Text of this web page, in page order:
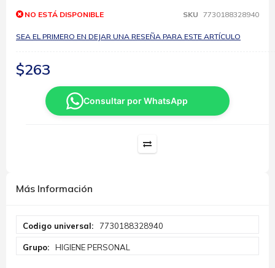
galería
imágenes
NO ESTÁ DISPONIBLE SKU 7730188328940
SEA EL PRIMERO EN DEJAR UNA RESEÑA PARA ESTE ARTÍCULO
$263
Consultar por WhatsApp
Más Información
Información
7730188328940
HIGIENE PERSONAL